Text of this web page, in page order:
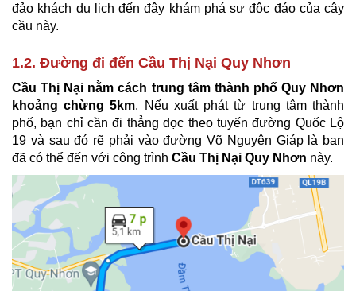
đảo khách du lịch đến đây khám phá sự độc đáo của cây
cầu này.
1.2. Đường đi đến Cầu Thị Nại Quy Nhơn
Cầu Thị Nại nằm cách trung tâm thành phố Quy Nhơn
khoảng chừng 5km. Nếu xuất phát từ trung tâm thành
phố, bạn chỉ cần đi thẳng dọc theo tuyến đường Quốc Lộ
19 và sau đó rẽ phải vào đường Võ Nguyên Giáp là bạn
đã có thể đến với công trình Cầu Thị Nại Quy Nhơn này.